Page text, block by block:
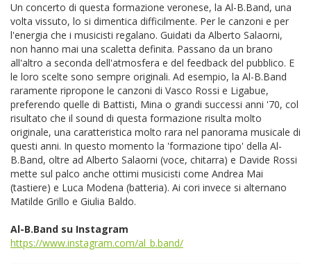
Un concerto di questa formazione veronese, la Al-B.Band, una
volta vissuto, lo si dimentica difficilmente. Per le canzoni e per
l'energia che i musicisti regalano. Guidati da Alberto Salaorni,
non hanno mai una scaletta definita. Passano da un brano
all'altro a seconda dell'atmosfera e del feedback del pubblico. E
le loro scelte sono sempre originali. Ad esempio, la Al-B.Band
raramente ripropone le canzoni di Vasco Rossi e Ligabue,
preferendo quelle di Battisti, Mina o grandi successi anni '70, col
risultato che il sound di questa formazione risulta molto
originale, una caratteristica molto rara nel panorama musicale di
questi anni. In questo momento la 'formazione tipo' della Al-
B.Band, oltre ad Alberto Salaorni (voce, chitarra) e Davide Rossi
mette sul palco anche ottimi musicisti come Andrea Mai
(tastiere) e Luca Modena (batteria). Ai cori invece si alternano
Matilde Grillo e Giulia Baldo.
Al-B.Band su Instagram
https://www.instagram.com/al_b.band/